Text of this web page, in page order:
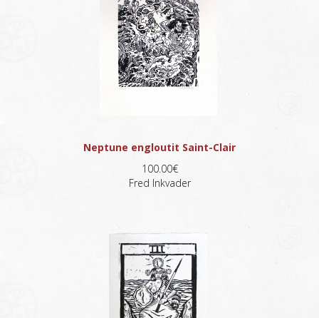
Neptune engloutit Saint-Clair
100.00€
Fred Inkvader